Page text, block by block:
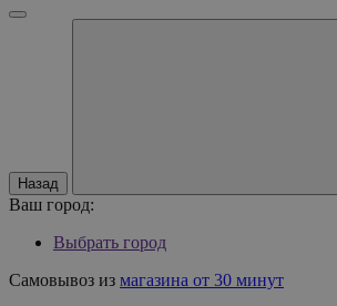
Назад
Ваш город:
Выбрать город
Самовывоз из магазина от 30 минут